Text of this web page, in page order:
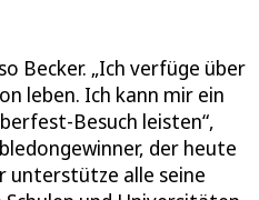
Becker. „Ich verfüge über
leben. Ich kann mir ein
Besuch leisten“,
der heute
unterstütze alle seine